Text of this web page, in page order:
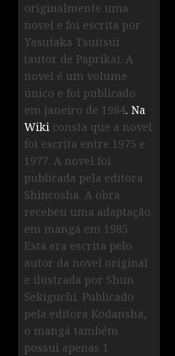
originalmente uma
novel e foi escrita por
Yasutaka Tsuitsui
(autor de Paprika). A
novel é um volume
único e foi publicado
em janeiro de 1984. Na
Wiki consta que a novel
foi escrita entre 1975 e
1977. A novel foi
publicada pela editora
Shincosha. A obra
recebeu uma adaptação
em mangá em 1985.
Esta era escrita pelo
autor da novel original
e ilustrada por Shun
Sekiguchi. Publicado
pela editora Kodansha,
o mangá também
possui apenas 1